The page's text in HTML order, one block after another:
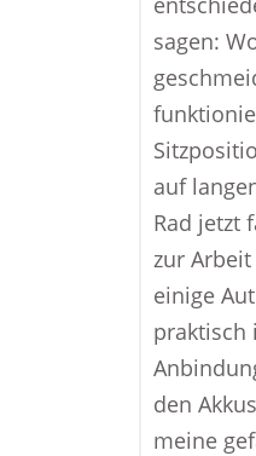
sagen:
auf
Rad jetzt
zur
einige
praktisch
den
meine